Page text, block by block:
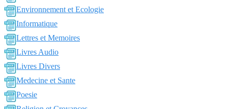
Environnement et Ecologie
Informatique
Lettres et Memoires
Livres Audio
Livres Divers
Medecine et Sante
Poesie